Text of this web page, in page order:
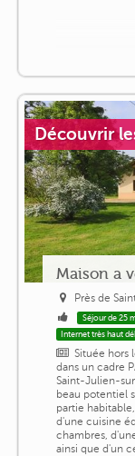
Découvrir
Maison a
Près de
Séjour de 25
Internet très haut
Située hors
dans un cadre
Saint-Julien-
beau potentiel
partie
d'une cuisine
chambres,
ainsi que d'un